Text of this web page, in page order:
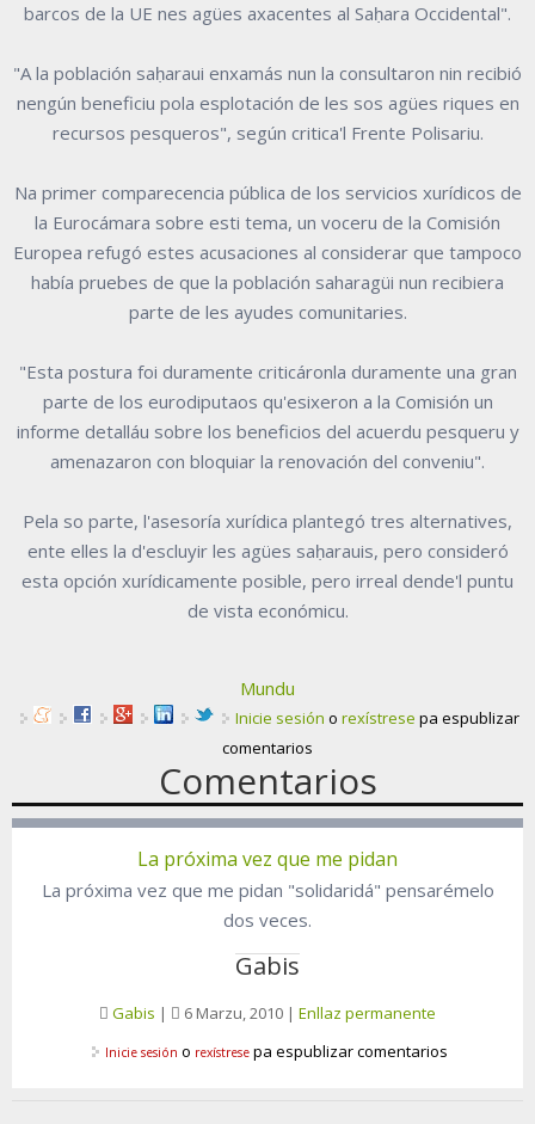
barcos de la UE nes agües axacentes al Saḥara Occidental".
"A la población saḥaraui enxamás nun la consultaron nin recibió
nengún beneficiu pola esplotación de les sos agües riques en
recursos pesqueros", según critica'l Frente Polisariu.
Na primer comparecencia pública de los servicios xurídicos de
la Eurocámara sobre esti tema, un voceru de la Comisión
Europea refugó estes acusaciones al considerar que tampoco
había pruebes de que la población saharagüi nun recibiera
parte de les ayudes comunitaries.
"Esta postura foi duramente criticáronla duramente una gran
parte de los eurodiputaos qu'esixeron a la Comisión un
informe detalláu sobre los beneficios del acuerdu pesqueru y
amenazaron con bloquiar la renovación del conveniu".
Pela so parte, l'asesoría xurídica plantegó tres alternatives,
ente elles la d'escluyir les agües saḥarauis, pero consideró
esta opción xurídicamente posible, pero irreal dende'l puntu
de vista económicu.
Mundu
Inicie sesión o rexístrese pa espublizar
comentarios
Comentarios
La próxima vez que me pidan
La próxima vez que me pidan "solidaridá" pensarémelo
dos veces.
Gabis
Gabis | 6 Marzu, 2010 | Enllaz permanente
Inicie sesión o rexístrese pa espublizar comentarios